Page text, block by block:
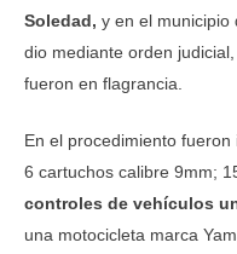
Soledad, y en el municipio
dio mediante orden
fueron en flagrancia.
En el procedimiento fueron
6 cartuchos calibre 9mm;
controles de vehículos
una motocicleta marca